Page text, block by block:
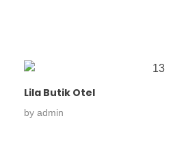
Lila Butik Otel
by admin